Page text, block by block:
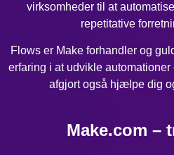
virksomheder til at
repetitative
Flows er Make forhandler og
erfaring i at udvikle
afgjort også hjælpe dig
Make.com –